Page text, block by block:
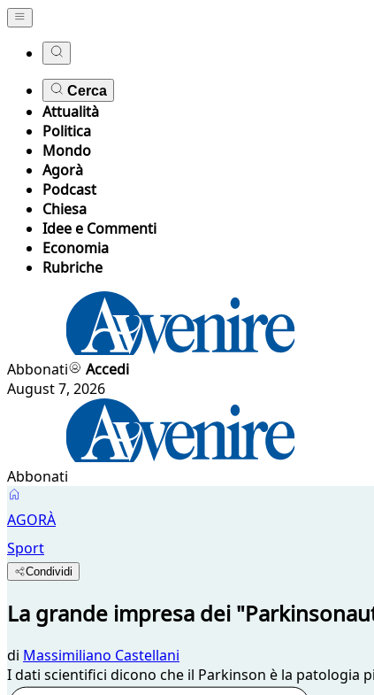
Cerca
Attualità
Politica
Mondo
Agorà
Podcast
Chiesa
Idee e Commenti
Economia
Rubriche
Abbonati
Accedi
August 7, 2026
Abbonati
AGORÀ
Sport
Condividi
La grande impresa dei
di Massimiliano Castellani
I dati scientifici dicono che il Parkinson è la